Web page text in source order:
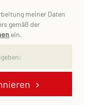
meiner Daten
gemäß der
ein.